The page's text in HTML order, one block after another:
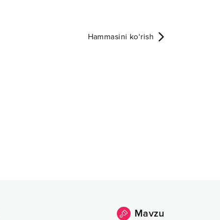
Hammasini ko‘rish
Mavzu